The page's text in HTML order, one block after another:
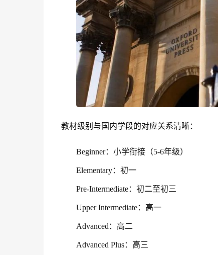
教材级别与国内学段的对应关系清晰：
Beginner：小学衔接（5-6年级）
Elementary：初一
Pre-Intermediate：初二至初三
Upper Intermediate：高一
Advanced：高二
Advanced Plus：高三